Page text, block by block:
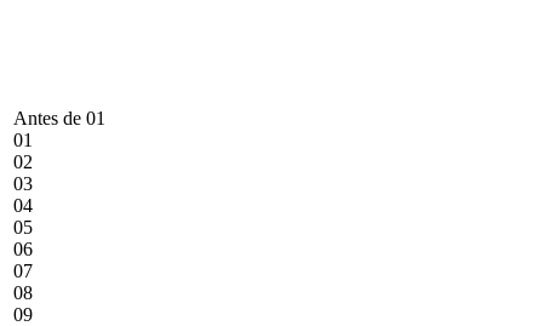
Antes de 01
01
02
03
04
05
06
07
08
09